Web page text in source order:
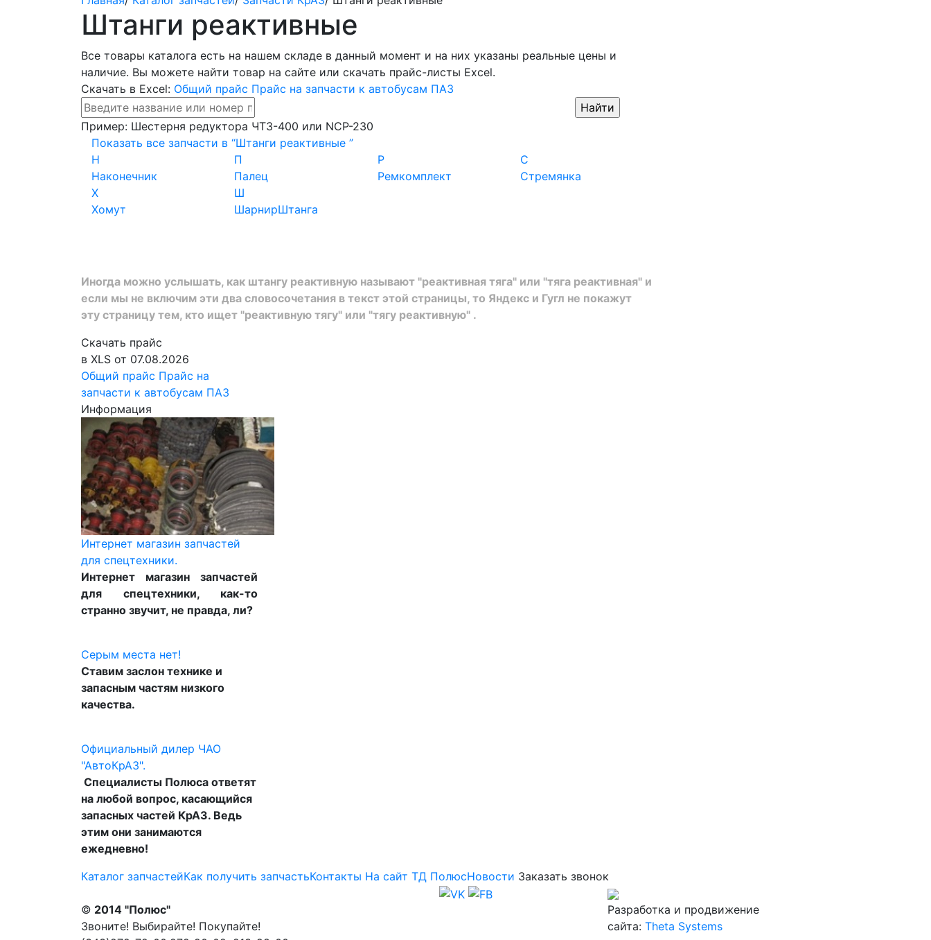
Штанги реактивные
Все товары каталога есть на нашем складе в данный момент и на них указаны реальные цены и
наличие. Вы можете найти товар на сайте или скачать прайс-листы Excel.
Скачать в Excel: Общий прайс Прайс на запчасти к автобусам ПАЗ
Пример: Шестерня редуктора ЧТЗ-400 или NCP-230
Показать все запчасти в “Штанги реактивные ”
Н
Наконечник
П
Палец
Р
Ремкомплект
С
Стремянка
Х
Хомут
Ш
ШарнирШтанга
Иногда можно услышать, как штангу реактивную называют "реактивная тяга" или "тяга реактивная" и
если мы не включим эти два словосочетания в текст этой страницы, то Яндекс и Гугл не покажут
эту страницу тем, кто ищет "реактивную тягу" или "тягу реактивную" .
Скачать прайс
в XLS от 07.08.2026
Общий прайс Прайс на
запчасти к автобусам ПАЗ
Информация
Интернет магазин запчастей
для спецтехники.
Интернет магазин запчастей
для спецтехники, как-то
странно звучит, не правда, ли?
Серым места нет!
Ставим заслон технике и
запасным частям низкого
качества.
Официальный дилер ЧАО
"АвтоКрАЗ".
Специалисты Полюса ответят
на любой вопрос, касающийся
запасных частей КрАЗ. Ведь
этим они занимаются
ежедневно!
Каталог запчастейКак получить запчастьКонтакты На сайт ТД ПолюсНовости Заказать звонок
© 2014 "Полюс"
Звоните! Выбирайте! Покупайте!
Разработка и продвижение
сайта: Theta Systems